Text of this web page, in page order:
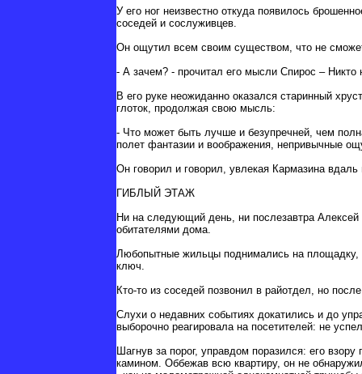
У его ног неизвестно откуда появилось
соседей и сослуживцев.
Он ощутил всем своим существом, что не
- А зачем? - прочитал его мысли Спирос –
В его руке неожиданно оказался старинный
глоток, продолжая свою мысль:
- Что может быть лучше и безупречней, чем
полет фантазии и воображения, непривычные
Он говорил и говорил, увлекая Кармазина
ГИБЛЫЙ ЭТАЖ
Ни на следующий день, ни послезавтра
обитателями дома.
Любопытные жильцы поднимались на площадку,
ключ.
Кто-то из соседей позвонил в райотдел, но
Слухи о недавних событиях докатились и до
выборочно реагировала на посетителей: не
Шагнув за порог, управдом поразился: его
камином. Оббежав всю квартиру, он не